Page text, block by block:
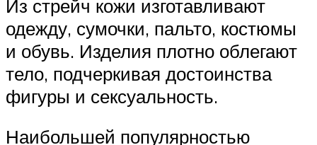
Из стрейч кожи изготавливают
одежду, сумочки, пальто, костюмы
и обувь. Изделия плотно облегают
тело, подчеркивая достоинства
фигуры и сексуальность.
Наибольшей популярностью